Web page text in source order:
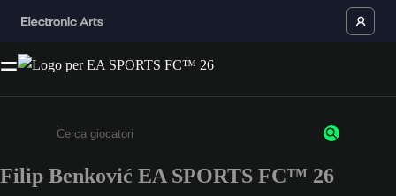
Inserisci un minimo di 3 caratteri o numeri.
Filip Benković EA SPORTS FC™ 26